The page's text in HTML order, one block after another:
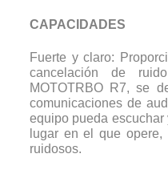
CAPACIDADES
Fuerte y claro:
cancelación de
MOTOTRBO R7, se
comunicaciones de
equipo pueda
lugar en el que
ruidosos.